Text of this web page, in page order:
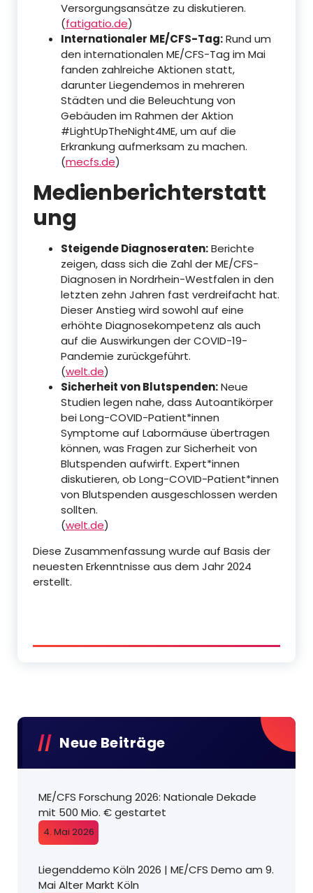
Versorgungsansätze zu diskutieren.
(fatigatio.de)
Internationaler ME/CFS-Tag:Rund um
den internationalen ME/CFS-Tag im Mai
fanden zahlreiche Aktionen statt,
darunter Liegendemos in mehreren
Städten und die Beleuchtung von
Gebäuden im Rahmen der Aktion
#LightUpTheNight4ME, um auf die
Erkrankung aufmerksam zu machen.
(mecfs.de)
Medienberichterstatt
ung
Steigende Diagnoseraten:Berichte
zeigen, dass sich die Zahl der ME/CFS-
Diagnosen in Nordrhein-Westfalen in den
letzten zehn Jahren fast verdreifacht hat.
Dieser Anstieg wird sowohl auf eine
erhöhte Diagnosekompetenz als auch
auf die Auswirkungen der COVID-19-
Pandemie zurückgeführt.
(welt.de)
Sicherheit von Blutspenden:Neue
Studien legen nahe, dass Autoantikörper
bei Long-COVID-Patient*innen
Symptome auf Labormäuse übertragen
können, was Fragen zur Sicherheit von
Blutspenden aufwirft. Expert*innen
diskutieren, ob Long-COVID-Patient*innen
von Blutspenden ausgeschlossen werden
sollten.
(welt.de)
Diese Zusammenfassung wurde auf Basis der
neuesten Erkenntnisse aus dem Jahr 2024
erstellt.
Neue Beiträge
ME/CFS Forschung 2026: Nationale Dekade
mit 500 Mio. € gestartet
4. Mai 2026
Liegenddemo Köln 2026 | ME/CFS Demo am 9.
Mai Alter Markt Köln